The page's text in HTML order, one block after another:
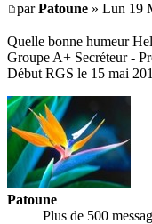
parPatoune » Lun 19
Quelle bonne humeur
Groupe A+ Secréteur -
Début RGS le 15 mai
Patoune
Plus de 500